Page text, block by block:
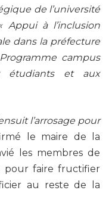
de l’université
Appui à l’inclusion
dans la préfecture
campus
étudiants et aux
l’arrosage pour
le maire de la
les membres de
pour faire fructifier
au reste de la